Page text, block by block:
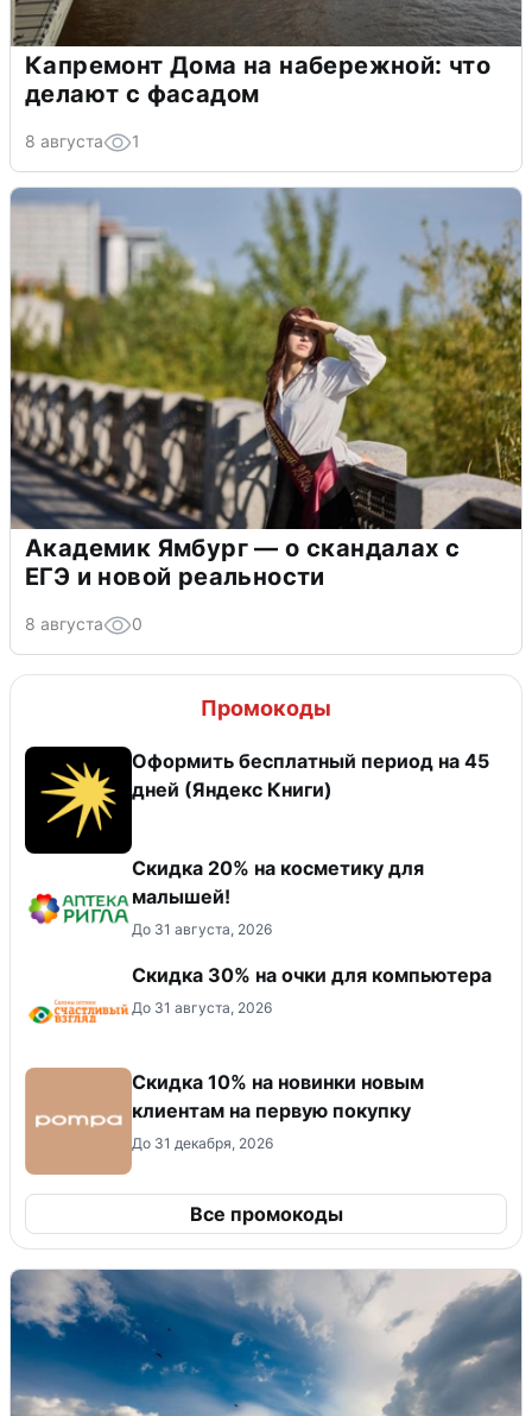
Капремонт Дома на набережной: что
делают с фасадом
8 августа 1
Академик Ямбург — о скандалах с
ЕГЭ и новой реальности
8 августа 0
Промокоды
Оформить бесплатный период на 45
дней (Яндекс Книги)
Скидка 20% на косметику для
малышей!
До 31 августа, 2026
Скидка 30% на очки для компьютера
До 31 августа, 2026
Скидка 10% на новинки новым
клиентам на первую покупку
До 31 декабря, 2026
Все промокоды